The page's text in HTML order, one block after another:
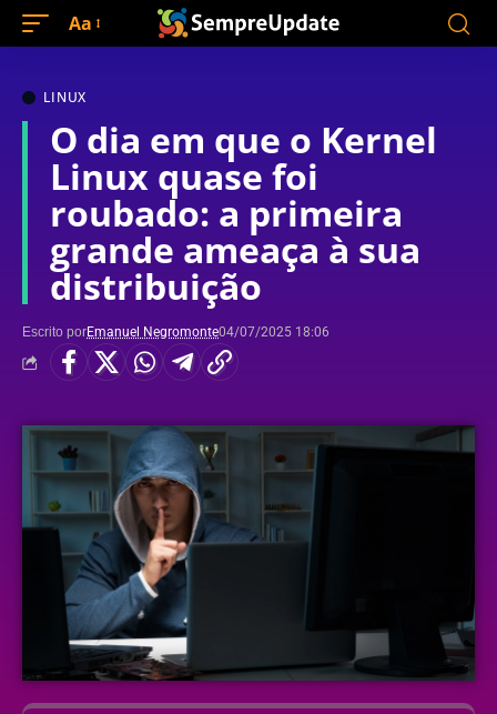
Aa
LINUX
O dia em que o Kernel
Linux quase foi
roubado: a primeira
grande ameaça à sua
distribuição
Escrito porEmanuel Negromonte04/07/2025 18:06